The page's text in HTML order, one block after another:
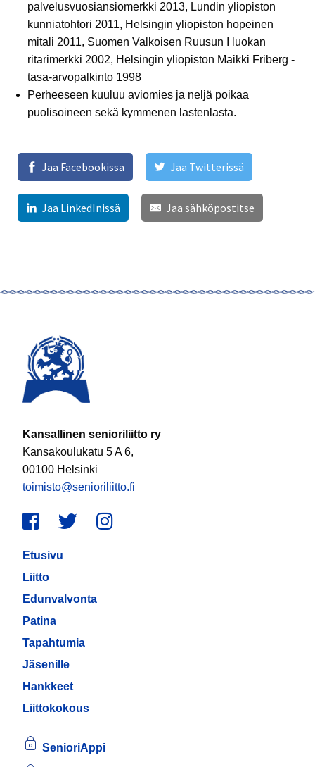
palvelusvuosiansiomerkki 2013, Lundin yliopiston
kunniatohtori 2011, Helsingin yliopiston hopeinen
mitali 2011, Suomen Valkoisen Ruusun I luokan
ritarimerkki 2002, Helsingin yliopiston Maikki Friberg -
tasa-arvopalkinto 1998
Perheeseen kuuluu aviomies ja neljä poikaa
puolisoineen sekä kymmenen lastenlasta.
Jaa Facebookissa Jaa Twitterissä
Jaa LinkedInissä Jaa sähköpostitse
Kansallinen senioriliitto ry
Kansakoulukatu 5 A 6,
00100 Helsinki
toimisto@senioriliitto.fi
Facebook
TwitterInstagram
Etusivu
Liitto
Edunvalvonta
Patina
Tapahtumia
Jäsenille
Hankkeet
Liittokokous
SenioriAppi